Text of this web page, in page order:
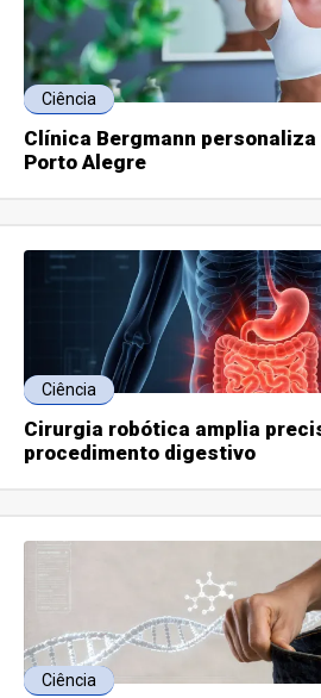
Ciência
Clínica Bergmann
Porto Alegre
Ciência
Cirurgia robótica amplia
procedimento digestivo
Ciência